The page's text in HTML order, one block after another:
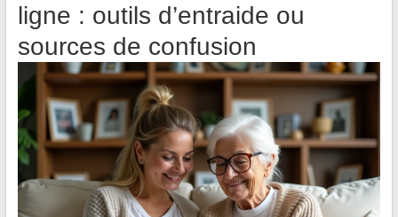
ligne : outils d’entraide ou
sources de confusion